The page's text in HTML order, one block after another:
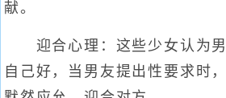
献。
迎合心理：这些少女认为男
自己好，当男友提出性要求时